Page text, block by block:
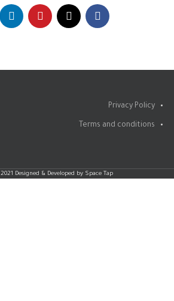
Privacy Policy
Terms and conditions
2021 Designed & Developed by Space Tap